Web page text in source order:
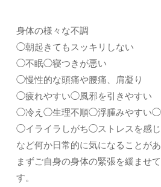
身体の様々な不調
◯朝起きてもスッキリしない
◯不眠◯寝つきが悪い
◯慢性的な頭痛や腰痛、肩凝り
◯疲れやすい◯風邪を引きやすい
◯冷え◯生理不順◯浮腫みやすい
◯イライラしがち◯ストレスを感
など何か日常的に気になることが
まずご自身の身体の緊張を緩ませ
す。